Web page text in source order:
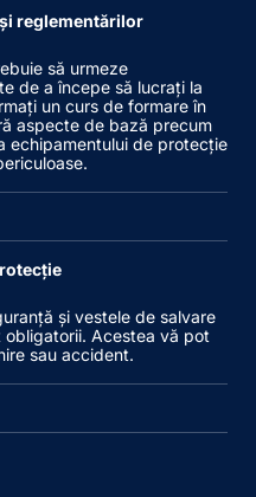
reglementărilor
să urmeze
de a începe să lucrați la
un curs de formare în
aspecte de bază precum
echipamentului de protecție
și vestele de salvare
Acestea vă pot
sau accident.